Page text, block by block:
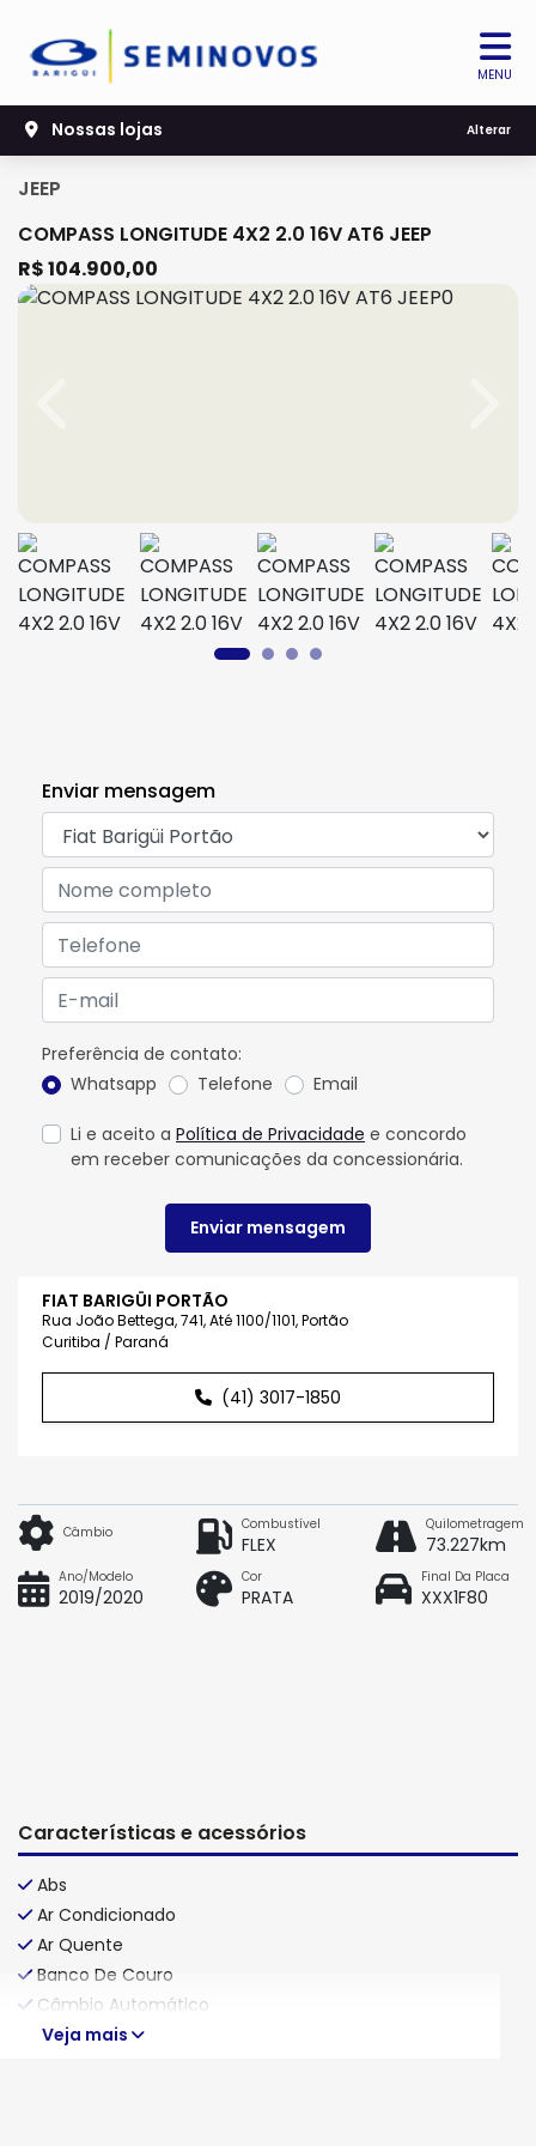
MENU
Nossas lojas Alterar
JEEP
COMPASS LONGITUDE 4X2 2.0 16V AT6 JEEP
R$ 104.900,00
FIAT BARIGÜI PORTÃO
Rua João Bettega, 741, Até 1100/1101, Portão
Curitiba / Paraná
(41) 3017-1850
Enviar mensagem
Preferência de contato:
Whatsapp
Telefone Email
Li e aceito a Política de Privacidade e concordo
em receber comunicações da concessionária.
Enviar mensagem
Câmbio Combustível
FLEX
Quilometragem
73.227km
Ano/Modelo
2019/2020
Cor
PRATA
Final Da Placa
XXX1F80
Características e acessórios
Abs
Ar Condicionado
Ar Quente
Banco De Couro
Câmbio Automático
Veja mais